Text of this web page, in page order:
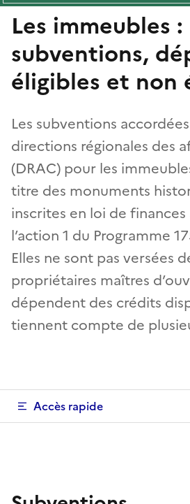
Les immeubles :
subventions,
éligibles et non
Les subventions
directions régionales des
(DRAC) pour les
titre des monuments
inscrites en loi de
l’action 1 du Programme
Elles ne sont pas versées
propriétaires maîtres
dépendent des crédits
tiennent compte de
Accès rapide